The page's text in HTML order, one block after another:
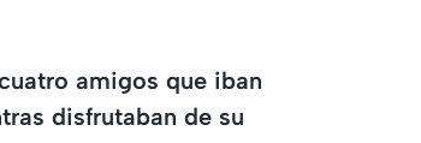
amigos que iban
disfrutaban de su